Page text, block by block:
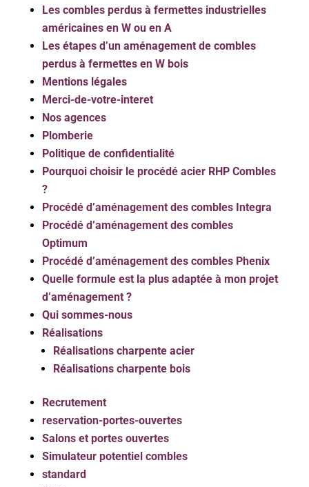
Les combles perdus à fermettes industrielles
américaines en W ou en A
Les étapes d’un aménagement de combles
perdus à fermettes en W bois
Mentions légales
Merci-de-votre-interet
Nos agences
Plomberie
Politique de confidentialité
Pourquoi choisir le procédé acier RHP Combles
?
Procédé d’aménagement des combles Integra
Procédé d’aménagement des combles
Optimum
Procédé d’aménagement des combles Phenix
Quelle formule est la plus adaptée à mon projet
d’aménagement ?
Qui sommes-nous
Réalisations
Réalisations charpente acier
Réalisations charpente bois
Recrutement
reservation-portes-ouvertes
Salons et portes ouvertes
Simulateur potentiel combles
standard